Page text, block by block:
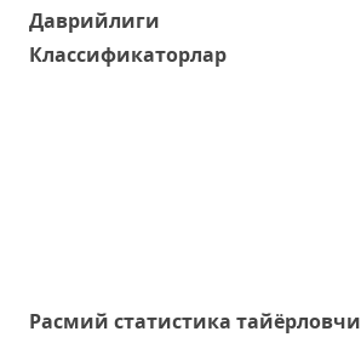
Даврийлиги
Классификаторлар
Расмий статистика тайёрловчи